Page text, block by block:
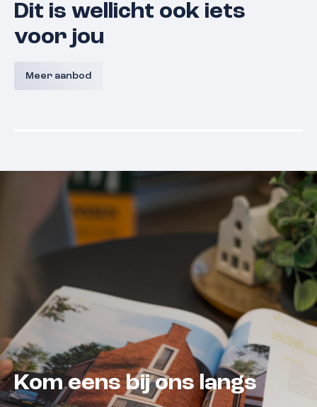
Dit is wellicht ook iets
voor jou
Meer aanbod
Kom eens bij ons langs